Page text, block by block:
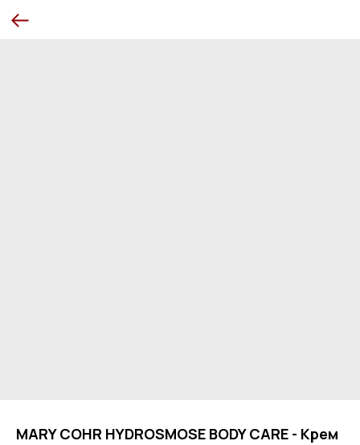
MARY COHR HYDROSMOSE BODY CARE - Крем